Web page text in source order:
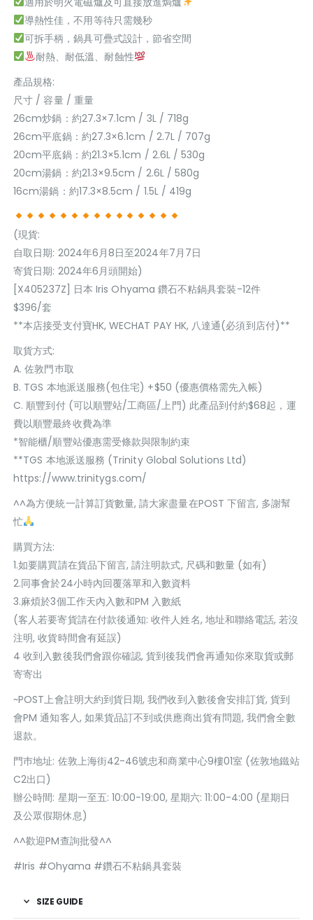
導熱性佳，不用等待只需幾秒
可拆手柄，鍋具可疊式設計，節省空間
耐熱、耐低溫、耐蝕性
產品規格:
尺寸 / 容量 / 重量
26cm炒鍋：約27.3×7.1cm / 3L / 718g
26cm平底鍋：約27.3×6.1cm / 2.7L / 707g
20cm平底鍋：約21.3×5.1cm / 2.6L / 530g
20cm湯鍋：約21.3×9.5cm / 2.6L / 580g
16cm湯鍋：約17.3×8.5cm / 1.5L / 419g
(現貨:
自取日期: 2024年6月8日至2024年7月7日
寄貨日期: 2024年6月頭開始)
[X405237Z] 日本 Iris Ohyama 鑽石不粘鍋具套裝-12件
$396/套
**本店接受支付寶HK, WECHAT PAY HK, 八達通(必須到店付)**
取貨方式:
A. 佐敦門巿取
B. TGS 本地派送服務(包住宅) +$50 (優惠價格需先入帳)
C. 順豐到付 (可以順豐站/工商區/上門) 此產品到付約$68起，運
費以順豐最終收費為準
*智能櫃/順豐站優惠需受條款與限制約束
**TGS 本地派送服務 (Trinity Global Solutions Ltd)
https://www.trinitygs.com/
^^為方便統一計算訂貨數量, 請大家盡量在POST 下留言, 多謝幫
忙
購買方法:
1.如要購買請在貨品下留言, 請注明款式, 尺碼和數量 (如有)
2.同事會於24小時內回覆落單和入數資料
3.麻煩於3個工作天內入數和PM 入數紙
(客人若要寄貨請在付款後通知: 收件人姓名, 地址和聯絡電話, 若沒
注明, 收貨時間會有延誤)
4 收到入數後我們會跟你確認, 貨到後我們會再通知你來取貨或郵
寄寄出
~POST上會註明大約到貨日期, 我們收到入數後會安排訂貨, 貨到
會PM 通知客人, 如果貨品訂不到或供應商出貨有問題, 我們會全數
退款。
門巿地址: 佐敦上海街42-46號忠和商業中心9樓01室 (佐敦地鐵站
C2出口)
辦公時間: 星期一至五: 10:00-19:00, 星期六: 11:00-4:00 (星期日
及公眾假期休息)
^^歡迎PM查詢批發^^
#Iris #Ohyama #鑽石不粘鍋具套裝
SIZE GUIDE